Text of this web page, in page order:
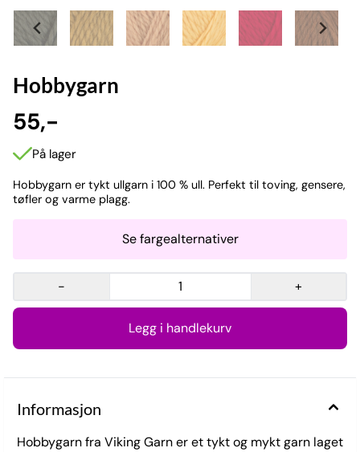
Hobbygarn
55,-
På lager
Hobbygarn er tykt ullgarn i 100 % ull. Perfekt til toving, gensere,
tøfler og varme plagg.
Se fargealternativer
- +
Informasjon
Hobbygarn fra Viking Garn er et tykt og mykt garn laget